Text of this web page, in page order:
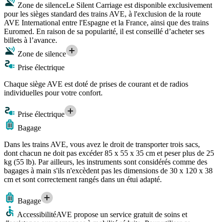
Zone de silenceLe Silent Carriage est disponible exclusivement
pour les sièges standard des trains AVE, à l'exclusion de la route
AVE International entre l'Espagne et la France, ainsi que des trains
Euromed. En raison de sa popularité, il est conseillé d’acheter ses
billets à l’avance.
Zone de silence
Prise électrique
Chaque siège AVE est doté de prises de courant et de radios
individuelles pour votre confort.
Prise électrique
Bagage
Dans les trains AVE, vous avez le droit de transporter trois sacs,
dont chacun ne doit pas excéder 85 x 55 x 35 cm et peser plus de 25
kg (55 lb). Par ailleurs, les instruments sont considérés comme des
bagages à main s'ils n'excèdent pas les dimensions de 30 x 120 x 38
cm et sont correctement rangés dans un étui adapté.
Bagage
AccessibilitéAVE propose un service gratuit de soins et